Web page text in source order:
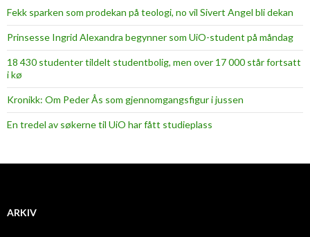
Fekk sparken som prodekan på teologi, no vil Sivert Angel bli dekan
Prinsesse Ingrid Alexandra begynner som UiO-student på måndag
18 430 studenter tildelt studentbolig, men over 17 000 står fortsatt
i kø
Kronikk: Om Peder Ås som gjennomgangsfigur i jussen
En tredel av søkerne til UiO har fått studieplass
ARKIV